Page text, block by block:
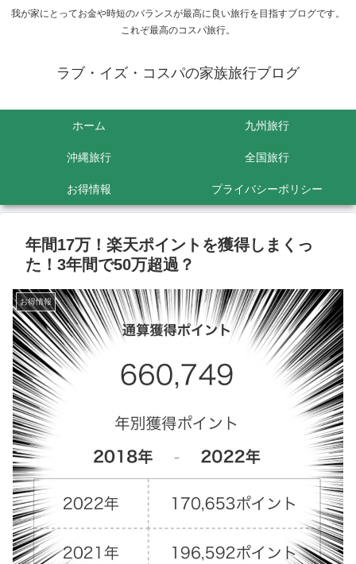
我が家にとってお金や時短のバランスが最高に良い旅行を目指すブログです。
これぞ最高のコスパ旅行。
ラブ・イズ・コスパの家族旅行ブログ
ホーム 九州旅行
沖縄旅行 全国旅行
お得情報 プライバシーポリシー
年間17万！楽天ポイントを獲得しまくっ
た！3年間で50万超過？
お得情報